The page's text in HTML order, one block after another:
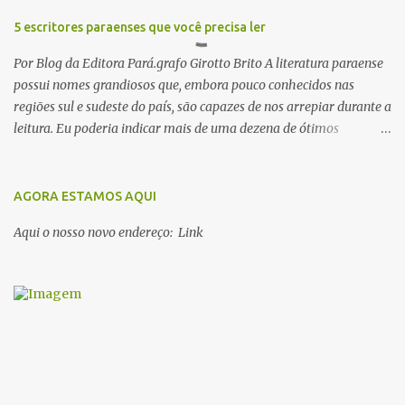
5 escritores paraenses que você precisa ler
Por Blog da Editora Pará.grafo Girotto Brito A literatura paraense
possui nomes grandiosos que, embora pouco conhecidos nas
regiões sul e sudeste do país, são capazes de nos arrepiar durante a
leitura. Eu poderia indicar mais de uma dezena de ótimos
1. Dalcídio Jurandir Nascido na cidade de Ponta de Pedras, Ilha do
dos quais 10 formam o chamado Ciclo do Extremo Norte -- uma
completar seus estudos na cidade grande. A série inicia com o livro
AGORA ESTAMOS AQUI
Aqui o nosso novo endereço: Link